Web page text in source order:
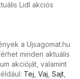
Lidl akciós
a Ujsagomat.hu
minden aktuális
akcióját, valamint
Tej Vaj Sajt